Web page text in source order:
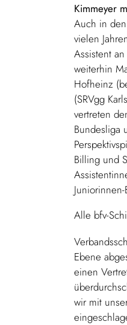
Kimmeyer
Auch in
vielen
Assistent
weiterhin
Hofheinz
(SRVgg
vertreten
Bundesliga
Billing und
Alle bfv-
Ebene
einen
wir mit